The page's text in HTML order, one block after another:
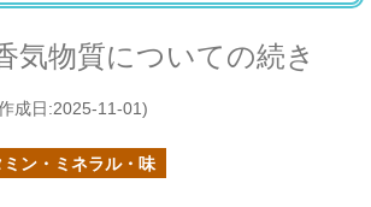
気物質についての続き
成日:2025-11-01)
ミン・ミネラル・味